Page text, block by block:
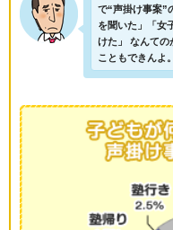
で“声掛け事案”
を聞いた」「女
けた」 なんての
こともできんよ。